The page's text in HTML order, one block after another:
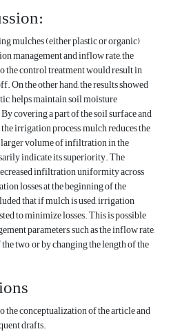
mulches (either plastic or organic)
management and inflow rate, the
the control treatment would result in
On the other hand, the results showed
helps maintain soil moisture
covering a part of the soil surface and
irrigation process, mulch reduces the
volume of infiltration in the
indicate its superiority. The
infiltration uniformity across
losses at the beginning of the
that if mulch is used, irrigation
to minimize losses. This is possible
parameters, such as the inflow rate,
two, or by changing the length of the
conceptualization of the article and
drafts.